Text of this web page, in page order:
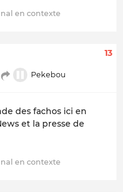
Pekebou
13
des fachos ici en
et la presse de